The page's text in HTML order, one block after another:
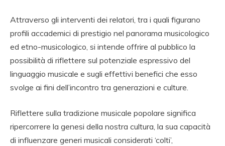
Attraverso gli interventi dei relatori, tra i quali figurano
profili accademici di prestigio nel panorama musicologico
ed etno-musicologico, si intende offrire al pubblico la
possibilità di riflettere sul potenziale espressivo del
linguaggio musicale e sugli effettivi benefici che esso
svolge ai fini dell’incontro tra generazioni e culture.
Riflettere sulla tradizione musicale popolare significa
ripercorrere la genesi della nostra cultura, la sua capacità
di influenzare generi musicali considerati ‘colti’,